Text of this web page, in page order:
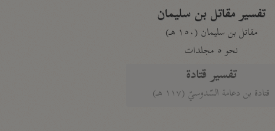
تفسير مقاتل بن سليمان
مقاتل بن سليمان (١٥٠ هـ)
نحو ٥ مجلدات
تفسير قتادة
قتادة بن دعامة السّدوسيّ (١١٧ هـ)